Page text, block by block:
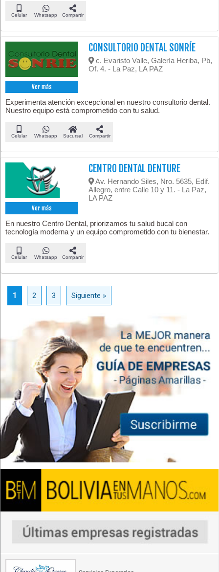
Celular Whatsapp Compartir
Ver más
CONSULTORIO DENTAL SONRÍE
c. Evaristo Valle, Galería Heriba, Pb,
Of. 4. - La Paz, LA PAZ
Experimenta atención excepcional en nuestro consultorio dental.
Nuestro equipo está comprometido con tu salud.
Celular Whatsapp Sucursal Compartir
Ver más
CENTRO DENTAL DENTURE
Av. Hernando Siles, Nro. 5635, Edif.
Allegro, entre Calle 10 y 11. - La Paz,
LA PAZ
En nuestro Centro Dental, priorizamos tu salud bucal con
tecnología moderna y un equipo comprometido con tu bienestar.
Celular Whatsapp Compartir
1 2 3 Siguiente »